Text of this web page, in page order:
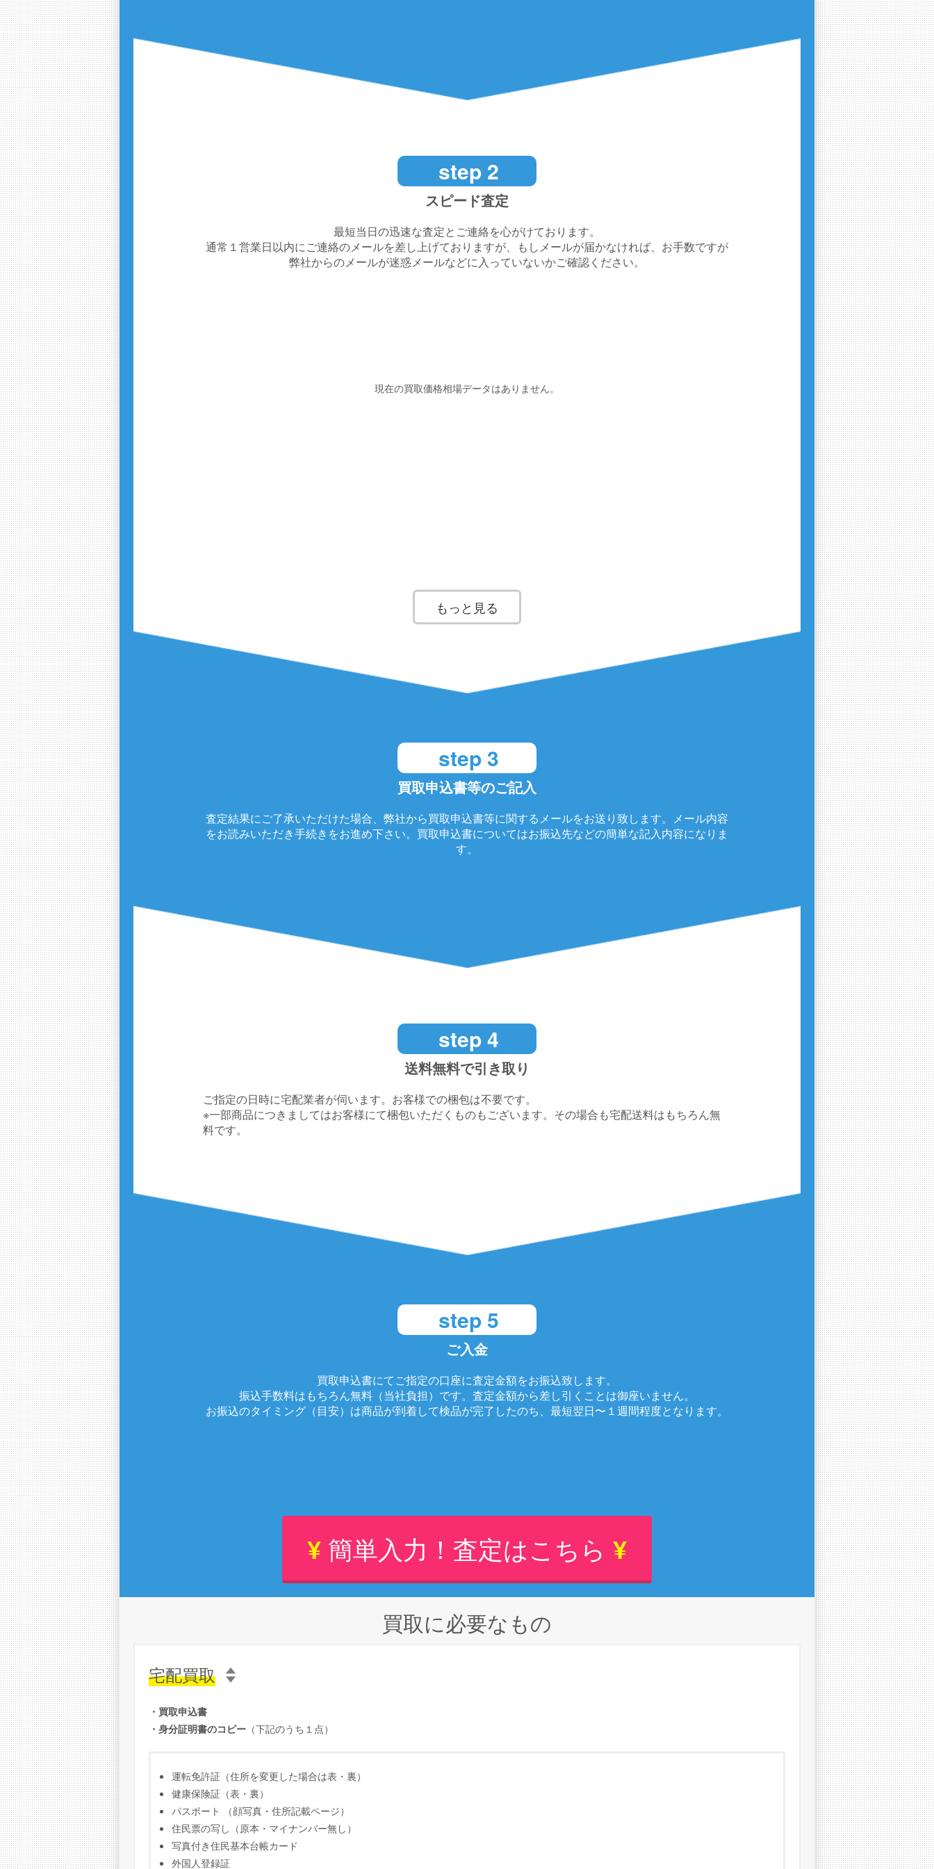
step 2
スピード査定
最短当日の迅速な査定とご連絡を心がけております。
通常１営業日以内にご連絡のメールを差し上げておりますが、もしメールが届かなければ、お手数ですが
弊社からのメールが迷惑メールなどに入っていないかご確認ください。
現在の買取価格相場データはありません。
もっと見る
step 3
買取申込書等のご記入
査定結果にご了承いただけた場合、弊社から買取申込書等に関するメールをお送り致します。メール内容
をお読みいただき手続きをお進め下さい。買取申込書についてはお振込先などの簡単な記入内容になりま
す。
step 4
送料無料で引き取り
ご指定の日時に宅配業者が伺います。お客様での梱包は不要です。
※一部商品につきましてはお客様にて梱包いただくものもございます。その場合も宅配送料はもちろん無
料です。
step 5
ご入金
買取申込書にてご指定の口座に査定金額をお振込致します。
振込手数料はもちろん無料（当社負担）です。査定金額から差し引くことは御座いません。
お振込のタイミング（目安）は商品が到着して検品が完了したのち、最短翌日〜１週間程度となります。
step 1
step 1
¥簡単入力！査定はこちら ¥
買取に必要なもの
宅配買取
・買取申込書
・身分証明書のコピー （下記のうち１点）
運転免許証（住所を変更した場合は表・裏）
健康保険証（表・裏）
パスポート （顔写真・住所記載ページ）
住民票の写し（原本・マイナンバー無し）
写真付き住民基本台帳カード
外国人登録証